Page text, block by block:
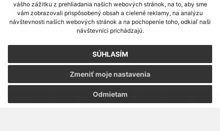
vášho zážitku z prehliadania našich webových stránok, na to, aby sme
vám zobrazovali prispôsobený obsah a cielené reklamy, na analýzu
návštevnosti našich webových stránok a na pochopenie toho, odkiaľ naši
návštevníci prichádzajú.
SÚHLASÍM
Odmietam
Zmeniť moje nastavenia
využite možnosť získavania aktuálnych informácií s využitím RSS
CMS systém (redakčný) systém ECHELON 2,Mapa stránok,web portál
webex.digital, s.r.o.,domény,registrácia domény
Posledná aktualizácia:05.08.2026
Vytlačiť stránku|Vyhlásenie o prístupnosti